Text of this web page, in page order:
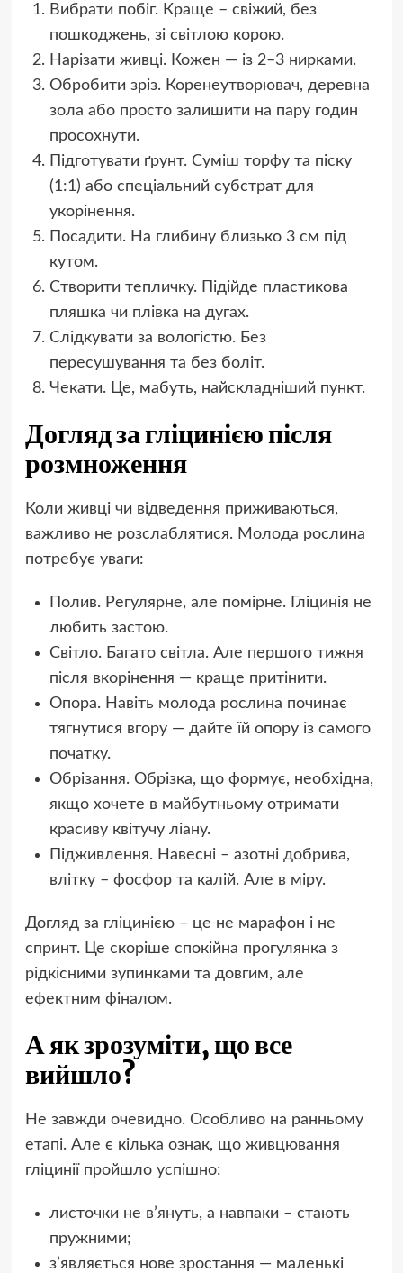
Вибрати побіг. Краще – свіжий, без
пошкоджень, зі світлою корою.
Нарізати живці. Кожен — із 2–3 нирками.
Обробити зріз. Коренеутворювач, деревна
зола або просто залишити на пару годин
просохнути.
Підготувати ґрунт. Суміш торфу та піску
(1:1) або спеціальний субстрат для
укорінення.
Посадити. На глибину близько 3 см під
кутом.
Створити тепличку. Підійде пластикова
пляшка чи плівка на дугах.
Слідкувати за вологістю. Без
пересушування та без боліт.
Чекати. Це, мабуть, найскладніший пункт.
Догляд за гліцинією після
розмноження
Коли живці чи відведення приживаються,
важливо не розслаблятися. Молода рослина
потребує уваги:
Полив. Регулярне, але помірне. Гліцинія не
любить застою.
Світло. Багато світла. Але першого тижня
після вкорінення — краще притінити.
Опора. Навіть молода рослина починає
тягнутися вгору — дайте їй опору із самого
початку.
Обрізання. Обрізка, що формує, необхідна,
якщо хочете в майбутньому отримати
красиву квітучу ліану.
Підживлення. Навесні – азотні добрива,
влітку – фосфор та калій. Але в міру.
Догляд за гліцинією – це не марафон і не
спринт. Це скоріше спокійна прогулянка з
рідкісними зупинками та довгим, але
ефектним фіналом.
А як зрозуміти, що все
вийшло?
Не завжди очевидно. Особливо на ранньому
етапі. Але є кілька ознак, що живцювання
гліцинії пройшло успішно:
листочки не в’януть, а навпаки – стають
пружними;
з’являється нове зростання — маленькі